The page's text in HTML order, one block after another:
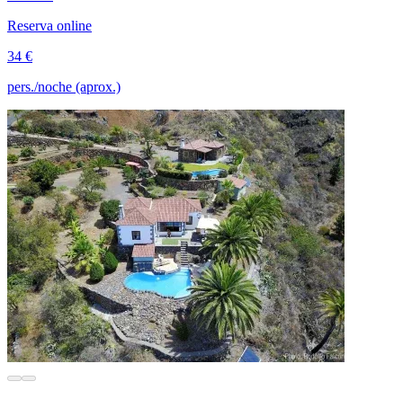
Reserva online
34 €
pers./noche (aprox.)